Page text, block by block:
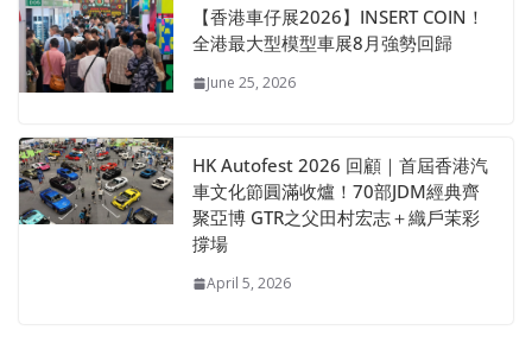
【香港車仔展2026】INSERT COIN！
全港最大型模型車展8月強勢回歸
June 25, 2026
HK Autofest 2026 回顧｜首屆香港汽
車文化節圓滿收爐！70部JDM經典齊
聚亞博 GTR之父田村宏志＋織戶茉彩
撐場
April 5, 2026